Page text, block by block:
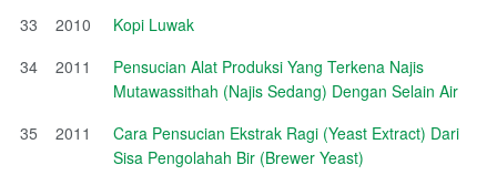
33
2010
Kopi Luwak
34
2011
Pensucian Alat Produksi Yang Terkena Najis
Mutawassithah (Najis Sedang) Dengan Selain Air
35
2011
Cara Pensucian Ekstrak Ragi (Yeast Extract) Dari
Sisa Pengolahah Bir (Brewer Yeast)